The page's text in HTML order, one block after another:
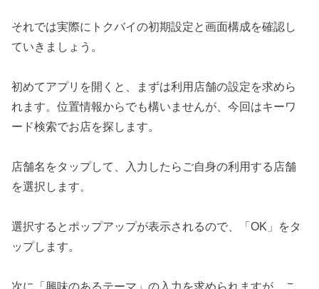
それでは実際にトクバイの初期設定と画面構成を確認し
ていきましょう。
初めてアプリを開くと、まずは利用店舗の設定を求めら
れます。位置情報からでも構いませんが、今回はキーワ
ード検索でお店を探します。
店舗名をタップして、入力したらご自身の利用する店舗
を選択します。
選択するとポップアップが表示されるので、「OK」をタ
ップします。